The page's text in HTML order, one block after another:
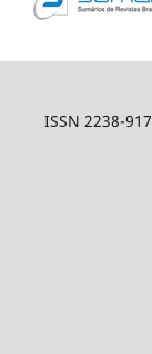
ISSN 2238-